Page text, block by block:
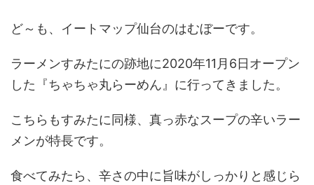
ど～も、イートマップ仙台のはむぼーです。
ラーメンすみたにの跡地に2020年11月6日オープン
した『ちゃちゃ丸らーめん』に行ってきました。
こちらもすみたに同様、真っ赤なスープの辛いラー
メンが特長です。
食べてみたら、辛さの中に旨味がしっかりと感じら